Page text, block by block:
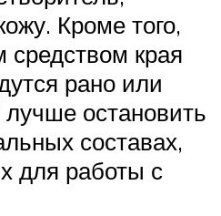
Кроме того,
средством края
рано или
остановить
составах,
для работы с